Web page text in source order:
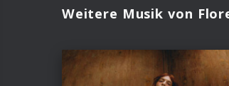
Weitere Musik von